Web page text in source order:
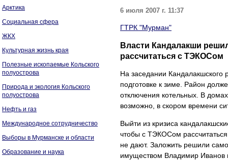
Арктика
Социальная сфера
ЖКХ
Культурная жизнь края
Полезные ископаемые Кольского
полуострова
Природа и экология Кольского
полуострова
Нефть и газ
Международное сотрудничество
Выборы в Мурманске и области
Образование и наука
6 июля 2007 г. 11:37
ГТРК "Мурман"
Власти Кандалакши
рассчитаться с ТЭКОСом
На заседании Кандалакшского
подготовке к зиме. Район
отключения котельных. В
возможно, в скором времени
Выйти из кризиса
чтобы с ТЭКОСом
не дают. Заложить решили
имуществом Владимир Иванов